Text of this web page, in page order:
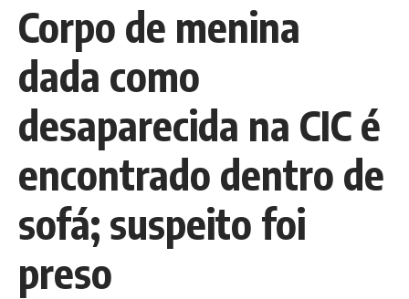
Corpo de menina
dada como
desaparecida na CIC é
encontrado dentro de
sofá; suspeito foi
preso